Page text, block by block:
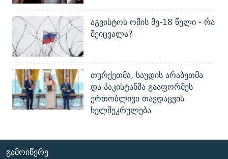
აგვისტოს ომის მე-18 წელი - რა
შეიცვალა?
თურქეთმა, საუდის არაბეთმა
და პაკისტანმა გააფორმეს
ერთობლივი თავდაცვის
ხელშეკრულება
ᲒᲐᲛᲝᲘᲬᲔᲠᲔ